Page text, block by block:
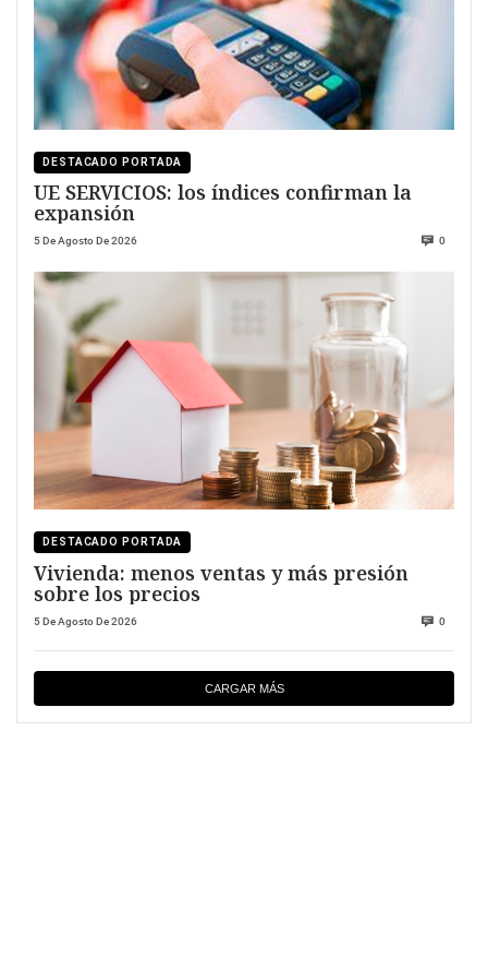
DESTACADO PORTADA
UE SERVICIOS: los índices confirman la
expansión
5 De Agosto De 2026 0
DESTACADO PORTADA
Vivienda: menos ventas y más presión
sobre los precios
5 De Agosto De 2026 0
CARGAR MÁS